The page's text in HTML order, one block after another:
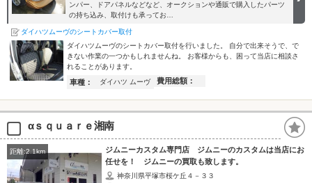
ンパー、ドアパネルなどなど、オークションや通販で購入したパーツ
の持ち込み、取付けも承ってお…
ダイハツムーヴのシートカバー取付
ダイハツムーヴのシートカバー取付を行いました。 自分で出来そうで、で
きない作業の一つかもしれませんね。 お客様からも、困って当店に相談さ
れることがあります。
車種： ダイハツ ムーヴ 費用総額：
αｓｑｕａｒｅ湘南
距離:2.1km
ジムニーカスタム専門店 ジムニーのカスタムは当店にお
任せを！ ジムニーの買取も致します。
神奈川県平塚市桜ケ丘４－３３